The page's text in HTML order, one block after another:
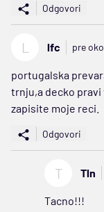
Odgovori
L lfc pre
portugalska
trnju,a decko
zapisite moje reci.
Odgovori
T Tln
Tacno!!!